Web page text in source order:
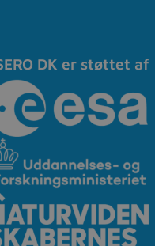
DK er støttet af